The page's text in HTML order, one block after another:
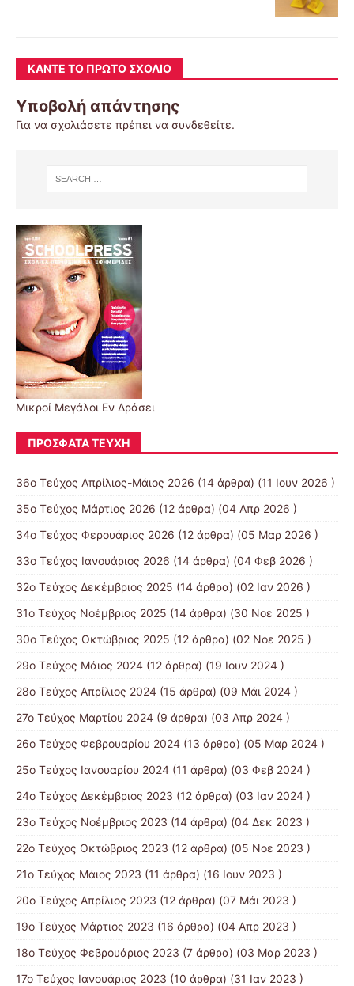
ΚΆΝΤΕ ΤΟ ΠΡΏΤΟ ΣΧΌΛΙΟ
Υποβολή απάντησης
Για να σχολιάσετε πρέπει να συνδεθείτε.
Μικροί Μεγάλοι Εν Δράσει
ΠΡΌΣΦΑΤΑ ΤΕΎΧΗ
36ο Τεύχος Απρίλιος-Μάιος 2026 (14 άρθρα) (11 Ιουν 2026 )
35ο Τεύχος Μάρτιος 2026 (12 άρθρα) (04 Απρ 2026 )
34ο Τεύχος Φερουάριος 2026 (12 άρθρα) (05 Μαρ 2026 )
33ο Τεύχος Ιανουάριος 2026 (14 άρθρα) (04 Φεβ 2026 )
32ο Τεύχος Δεκέμβριος 2025 (14 άρθρα) (02 Ιαν 2026 )
31ο Τεύχος Νοέμβριος 2025 (14 άρθρα) (30 Νοε 2025 )
30ο Τεύχος Οκτώβριος 2025 (12 άρθρα) (02 Νοε 2025 )
29ο Τεύχος Μάιος 2024 (12 άρθρα) (19 Ιουν 2024 )
28ο Τεύχος Απρίλιος 2024 (15 άρθρα) (09 Μάι 2024 )
27ο Τεύχος Μαρτίου 2024 (9 άρθρα) (03 Απρ 2024 )
26ο Τεύχος Φεβρουαρίου 2024 (13 άρθρα) (05 Μαρ 2024 )
25ο Τεύχος Ιανουαρίου 2024 (11 άρθρα) (03 Φεβ 2024 )
24ο Τεύχος Δεκέμβριος 2023 (12 άρθρα) (03 Ιαν 2024 )
23ο Τεύχος Νοέμβριος 2023 (14 άρθρα) (04 Δεκ 2023 )
22ο Τεύχος Οκτώβριος 2023 (12 άρθρα) (05 Νοε 2023 )
21ο Τεύχος Μάιος 2023 (11 άρθρα) (16 Ιουν 2023 )
20ο Τεύχος Απρίλιος 2023 (12 άρθρα) (07 Μάι 2023 )
19ο Τεύχος Μάρτιος 2023 (16 άρθρα) (04 Απρ 2023 )
18ο Τεύχος Φεβρουάριος 2023 (7 άρθρα) (03 Μαρ 2023 )
17ο Τεύχος Ιανουάριος 2023 (10 άρθρα) (31 Ιαν 2023 )